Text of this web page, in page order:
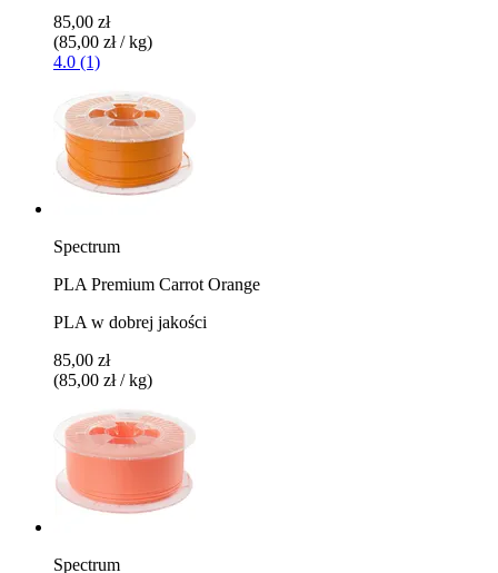
85,00 zł
(85,00 zł / kg)
4.0 (1)
Spectrum
PLA Premium Carrot Orange
PLA w dobrej jakości
85,00 zł
(85,00 zł / kg)
Spectrum